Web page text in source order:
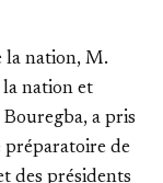
la nation, M.
nation et
a pris
de
des présidents